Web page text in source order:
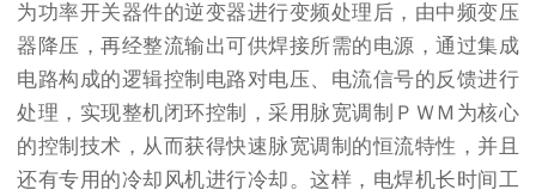
为功率开关器件的逆变器进行变频处理后，由中频变压
器降压，再经整流输出可供焊接所需的电源，通过集成
电路构成的逻辑控制电路对电压、电流信号的反馈进行
处理，实现整机闭环控制，采用脉宽调制ＰＷＭ为核心
的控制技术，从而获得快速脉宽调制的恒流特性，并且
还有专用的冷却风机进行冷却。这样，电焊机长时间工